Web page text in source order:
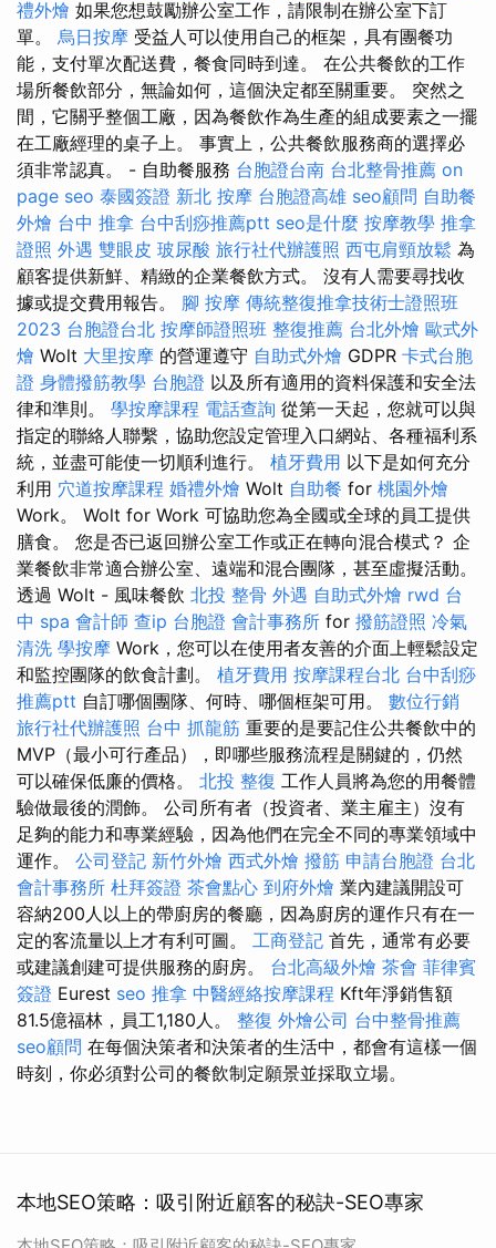
禮外燴 如果您想鼓勵辦公室工作，請限制在辦公室下訂
單。 烏日按摩 受益人可以使用自己的框架，具有團餐功
能，支付單次配送費，餐食同時到達。 在公共餐飲的工作
場所餐飲部分，無論如何，這個決定都至關重要。 突然之
間，它關乎整個工廠，因為餐飲作為生產的組成要素之一擺
在工廠經理的桌子上。 事實上，公共餐飲服務商的選擇必
須非常認真。 - 自助餐服務 台胞證台南 台北整骨推薦 on
page seo 泰國簽證 新北 按摩 台胞證高雄 seo顧問 自助餐
外燴 台中 推拿 台中刮痧推薦ptt seo是什麼 按摩教學 推拿
證照 外遇 雙眼皮 玻尿酸 旅行社代辦護照 西屯肩頸放鬆 為
顧客提供新鮮、精緻的企業餐飲方式。 沒有人需要尋找收
據或提交費用報告。 腳 按摩 傳統整復推拿技術士證照班
2023 台胞證台北 按摩師證照班 整復推薦 台北外燴 歐式外
燴 Wolt 大里按摩 的營運遵守 自助式外燴 GDPR 卡式台胞
證 身體撥筋教學 台胞證 以及所有適用的資料保護和安全法
律和準則。 學按摩課程 電話查詢 從第一天起，您就可以與
指定的聯絡人聯繫，協助您設定管理入口網站、各種福利系
統，並盡可能使一切順利進行。 植牙費用 以下是如何充分
利用 穴道按摩課程 婚禮外燴 Wolt 自助餐 for 桃園外燴
Work。 Wolt for Work 可協助您為全國或全球的員工提供
膳食。 您是否已返回辦公室工作或正在轉向混合模式？ 企
業餐飲非常適合辦公室、遠端和混合團隊，甚至虛擬活動。
透過 Wolt - 風味餐飲 北投 整骨 外遇 自助式外燴 rwd 台
中 spa 會計師 查ip 台胞證 會計事務所 for 撥筋證照 冷氣
清洗 學按摩 Work，您可以在使用者友善的介面上輕鬆設定
和監控團隊的飲食計劃。 植牙費用 按摩課程台北 台中刮痧
推薦ptt 自訂哪個團隊、何時、哪個框架可用。 數位行銷
旅行社代辦護照 台中 抓龍筋 重要的是要記住公共餐飲中的
MVP（最小可行產品），即哪些服務流程是關鍵的，仍然
可以確保低廉的價格。 北投 整復 工作人員將為您的用餐體
驗做最後的潤飾。 公司所有者（投資者、業主雇主）沒有
足夠的能力和專業經驗，因為他們在完全不同的專業領域中
運作。 公司登記 新竹外燴 西式外燴 撥筋 申請台胞證 台北
會計事務所 杜拜簽證 茶會點心 到府外燴 業內建議開設可
容納200人以上的帶廚房的餐廳，因為廚房的運作只有在一
定的客流量以上才有利可圖。 工商登記 首先，通常有必要
或建議創建可提供服務的廚房。 台北高級外燴 茶會 菲律賓
簽證 Eurest seo 推拿 中醫經絡按摩課程 Kft年淨銷售額
81.5億福林，員工1,180人。 整復 外燴公司 台中整骨推薦
seo顧問 在每個決策者和決策者的生活中，都會有這樣一個
時刻，你必須對公司的餐飲制定願景並採取立場。
本地SEO策略：吸引附近顧客的秘訣-SEO專家